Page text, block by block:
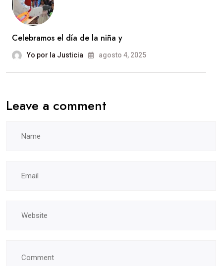
Celebramos el día de la niña y
Yo por la Justicia agosto 4, 2025
Leave a comment